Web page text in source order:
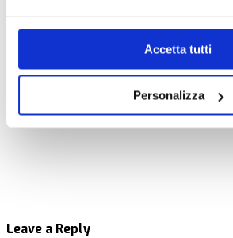
Accetta tutti
Personalizza
info@medicalcentersrl.it
Leave a Reply